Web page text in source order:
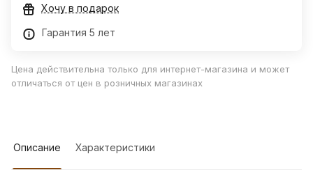
Хочу в подарок
Гарантия 5 лет
Цена действительна только для интернет-магазина и может
отличаться от цен в розничных магазинах
Описание Характеристики